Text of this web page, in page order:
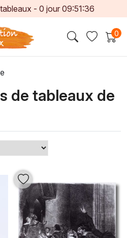
- 0 jour 09:51:34
0
de tableaux de